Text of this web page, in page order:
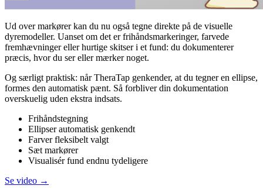
Ud over markører kan du nu også tegne direkte på de visuelle
dyremodeller. Uanset om det er frihåndsmarkeringer, farvede
fremhævninger eller hurtige skitser i et fund: du dokumenterer
præcis, hvor du ser eller mærker noget.
Og særligt praktisk: når TheraTap genkender, at du tegner en ellipse,
formes den automatisk pænt. Så forbliver din dokumentation
overskuelig uden ekstra indsats.
Frihåndstegning
Ellipser automatisk genkendt
Farver fleksibelt valgt
Sæt markører
Visualisér fund endnu tydeligere
Se video →